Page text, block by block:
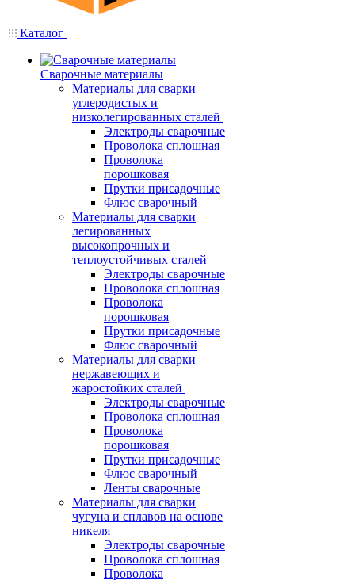
Каталог
Сварочные материалы
Материалы для сварки
углеродистых и
низколегированных сталей
Электроды сварочные
Проволока сплошная
Проволока
порошковая
Прутки присадочные
Флюс сварочный
Материалы для сварки
легированных
высокопрочных и
теплоустойчивых сталей
Электроды сварочные
Проволока сплошная
Проволока
порошковая
Прутки присадочные
Флюс сварочный
Материалы для сварки
нержавеющих и
жаростойких сталей
Электроды сварочные
Проволока сплошная
Проволока
порошковая
Прутки присадочные
Флюс сварочный
Ленты сварочные
Материалы для сварки
чугуна и сплавов на основе
никеля
Электроды сварочные
Проволока сплошная
Проволока